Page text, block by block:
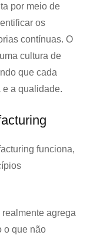
por meio de
os
contínuas. O
cultura de
que cada
a qualidade.
funciona,
agrega
o que não